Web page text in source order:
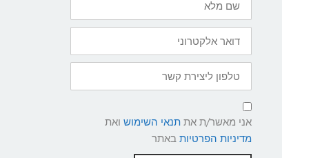
מלא
דואר
אלקטרוני
טלפון
ליצירת
קשר
תנאי
שימוש
ומדיניות
פרטיות
אני מאשר/ת אתתנאי השימוש ואת
מדיניות הפרטיות באתר